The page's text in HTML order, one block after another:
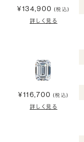
¥134,900 (税込)
詳しく見る
¥116,700 (税込)
詳しく見る